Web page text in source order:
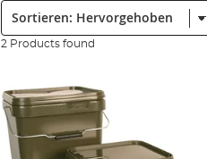
Sortieren:
2 Products found